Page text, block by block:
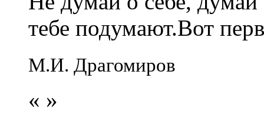
тебе подумают.Вот
М.И. Драгомиров
« »